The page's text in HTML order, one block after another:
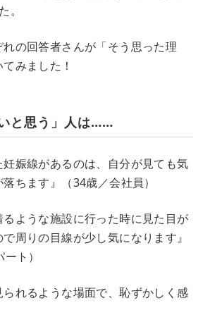
。
の回答者さんが「そう思った理
みました！
と思う」人は……
妊娠線があるのは、自分が見ても気
ちます』（34歳／会社員）
るような施設に行った時に見た目が
周りの目線が少し気になります』
ト）
れるような場面で、恥ずかしく感